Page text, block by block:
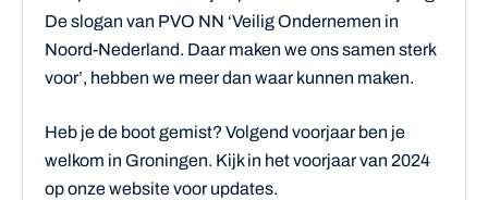
De slogan van PVO NN ‘Veilig Ondernemen in
Noord-Nederland. Daar maken we ons samen sterk
voor’, hebben we meer dan waar kunnen maken.
Heb je de boot gemist? Volgend voorjaar ben je
welkom in Groningen. Kijk in het voorjaar van 2024
op onze website voor updates.